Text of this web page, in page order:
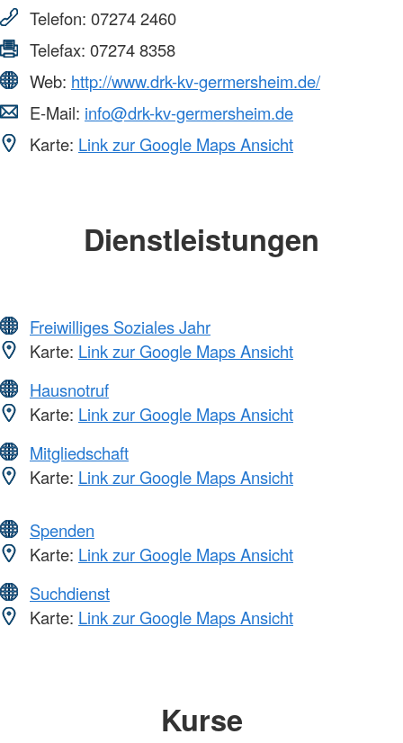
Telefon: 07274 2460
Telefax: 07274 8358
Web: http://www.drk-kv-germersheim.de/
E-Mail: info@drk-kv-germersheim.de
Karte: Link zur Google Maps Ansicht
Dienstleistungen
Freiwilliges Soziales Jahr
Karte: Link zur Google Maps Ansicht
Hausnotruf
Karte: Link zur Google Maps Ansicht
Mitgliedschaft
Karte: Link zur Google Maps Ansicht
Spenden
Karte: Link zur Google Maps Ansicht
Suchdienst
Karte: Link zur Google Maps Ansicht
Kurse